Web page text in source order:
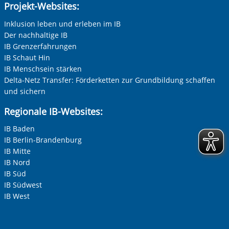
Adresse (PLZ, Ort, Strasse)
Ihre E-Mail-Adresse
Ihre Telefonnummer
Betreff ihrer Anfrage
Ihre Nachricht
Projekt-Websites:
Inklusion leben und erleben im IB
Der nachhaltige IB
IB Grenzerfahrungen
IB Schaut Hin
IB Menschsein stärken
Delta-Netz Transfer: Förderketten zur Grundbildung schaffen
und sichern
Regionale IB-Websites:
IB Baden
IB Berlin-Brandenburg
IB Mitte
IB Nord
IB Süd
IB Südwest
IB West